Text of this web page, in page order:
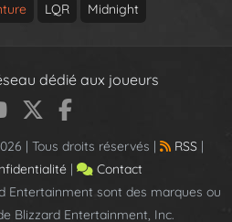
LQR Midnight
dédié aux joueurs
| Tous droits réservés | RSS|
|
Contact
Entertainment sont des marques ou
Blizzard Entertainment, Inc.